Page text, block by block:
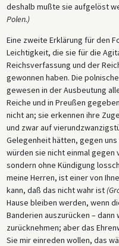
deshalb mußte sie aufgelöst
Polen.)
Eine zweite Erklärung für den
Leichtigkeit, die sie für die
Reichsverfassung und der
gewonnen haben. Die
gewesen in der Ausbeutung
Reiche und in Preußen
nicht an; sie erkennen ihre
und zwar auf
Gelegenheit hätten, gegen
würden sie nicht einmal gegen
sondern ohne Kündigung
meine Herren, ist einer von
kann, daß das nicht wahr ist
Hause bleiben werden, wenn
Banderien auszurücken – dann
zurücknehmen; aber das
Sie mir einreden wollen, das